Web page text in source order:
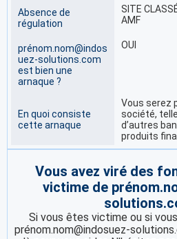
Absence de
régulation
SITE
AMF
prénom.nom@indos
uez-solutions.com
est bien une
arnaque ?
OUI
En quoi consiste
cette arnaque
Vous serez
société,
d’autres
produits
Vous avez viré des
victime de
Si vous êtes victime ou si
prénom.nom@indosuez-